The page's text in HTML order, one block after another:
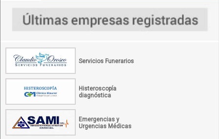
Servicios Funerarios
Histeroscopía
diagnóstica
Emergencias y
Urgencias Médicas